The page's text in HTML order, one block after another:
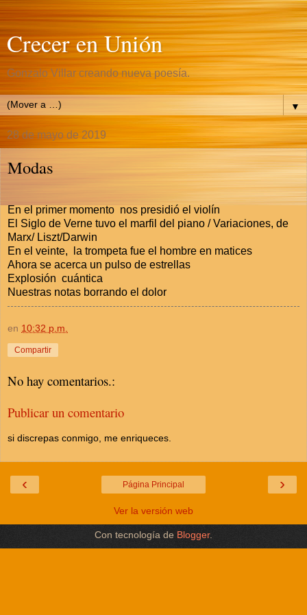
Crecer en Unión
Gonzalo Villar creando nueva poesía.
▼
28 de mayo de 2019
Modas
En el primer momento nos presidió el violín
El Siglo de Verne tuvo el marfil del piano / Variaciones, de
Marx/ Liszt/Darwin
En el veinte, la trompeta fue el hombre en matices
Ahora se acerca un pulso de estrellas
Explosión cuántica
Nuestras notas borrando el dolor
en 10:32 p.m.
Compartir
No hay comentarios.:
Publicar un comentario
si discrepas conmigo, me enriqueces.
‹ ›
Página Principal
Ver la versión web
Con tecnología de Blogger.